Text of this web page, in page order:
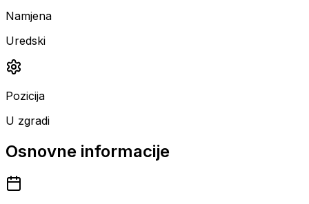
Namjena
Uredski
Pozicija
U zgradi
Osnovne informacije